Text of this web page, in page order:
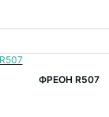
ФРЕОН R507